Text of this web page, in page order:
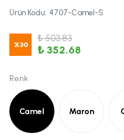
Ürün Kodu: 4707-Camel-S
%30
₺ 503.83
₺ 352.68
Renk
Camel Maron